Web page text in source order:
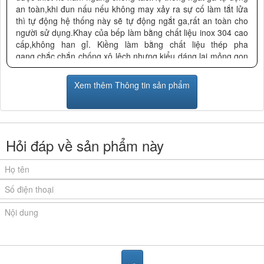
an toàn,khi đun nấu nếu không may xảy ra sự cố làm tắt lửa
thì tự động hệ thống này sẽ tự động ngắt ga,rất an toàn cho
người sử dụng.Khay của bếp làm bằng chất liệu inox 304 cao
cấp,không han gỉ. Kiềng làm bằng chất liệu thép pha
gang,chắc chắn chống xô lệch nhưng kiểu dáng lại mỏng gọn
không thô kệch.
Thông số kích thước cụ thể của bếp ga Giovani G-209SB:
_Kích thước khoét đá: 700x400 mm
Với chế độ bảo hành lâu nhất bảo hành 5 năm bếp ga Giovani
G-209SB đang là sự lựa chọn hàng đầu của các bà nội trợ
Với uy tín nhiều năm trên thị trường Bếp Nội thất Phương
Đông được Công ty Giovani chứng nhận là Đại lý cấp 1 phân
phối chính hãng dòng sản phẩm của bếp từ Giovani:
Phương Đông, quý khách sẽ được công ty Giovani cam kết
100% chất lượng sản phẩm và hưởng chính sách bảo hành
Xem thêm Thông tin sản phẩm
Hỏi đáp về sản phẩm này